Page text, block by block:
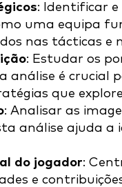
: Identificar
uma equipa
nas tácticas e
: Estudar os
análise é crucial
que
: Analisar as
análise ajuda
do jogador:
e